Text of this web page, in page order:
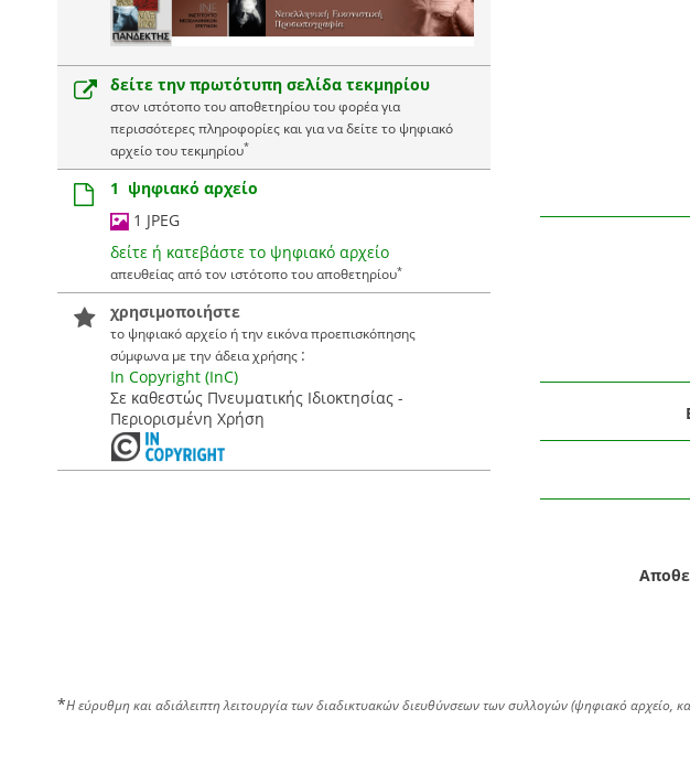
δείτε την πρωτότυπη σελίδα τεκμηρίου
στον ιστότοπο του αποθετηρίου του φορέα για
περισσότερες πληροφορίες και για να δείτε το ψηφιακό
αρχείο του τεκμηρίου*
1 ψηφιακό αρχείο
1 JPEG
δείτε ή κατεβάστε το ψηφιακό αρχείο
απευθείας από τον ιστότοπο του αποθετηρίου*
χρησιμοποιήστε
το ψηφιακό αρχείο ή την εικόνα προεπισκόπησης
σύμφωνα με την άδεια χρήσης :
In Copyright (InC)
Σε καθεστώς Πνευματικής Ιδιοκτησίας -
Περιορισμένη Χρήση
*Η εύρυθμη και αδιάλειπτη λειτουργία των διαδικτυακών διευθύνσεων των συλλογών (ψηφιακό αρχείο,